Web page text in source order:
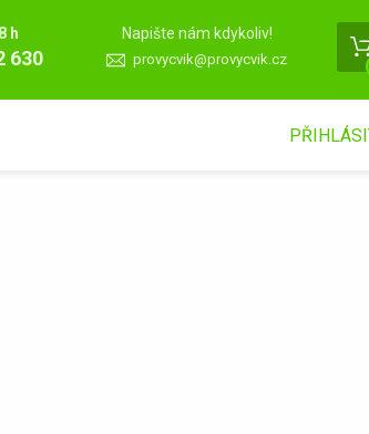
h
630
Napište nám kdykoliv!
provycvik@provycvik.cz